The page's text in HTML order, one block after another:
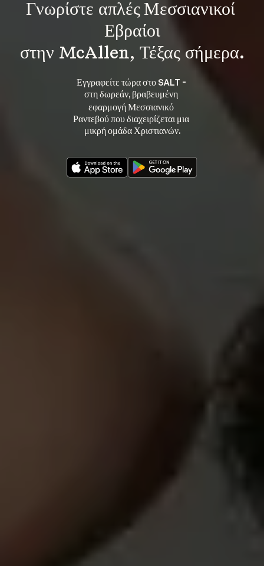
Γνωρίστε απλές Μεσσιανικοί
Εβραίοι
στην McAllen, Τέξας σήμερα.
Εγγραφείτε τώρα στο SALT -
στη δωρεάν, βραβευμένη
εφαρμογή Μεσσιανικό
Ραντεβού που διαχειρίζεται μια
μικρή ομάδα Χριστιανών.